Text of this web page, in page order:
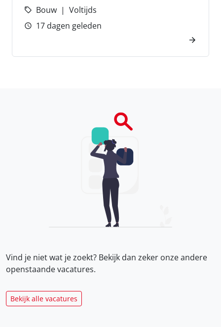
Bouw
Voltijds
17 dagen geleden
Vind je niet wat je zoekt? Bekijk dan zeker onzeandere
openstaande vacatures.
Bekijk alle vacatures